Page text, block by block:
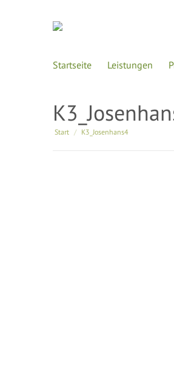
Startseite Leistungen
Sie befinden sich hier:
Start K3_Josenhans4